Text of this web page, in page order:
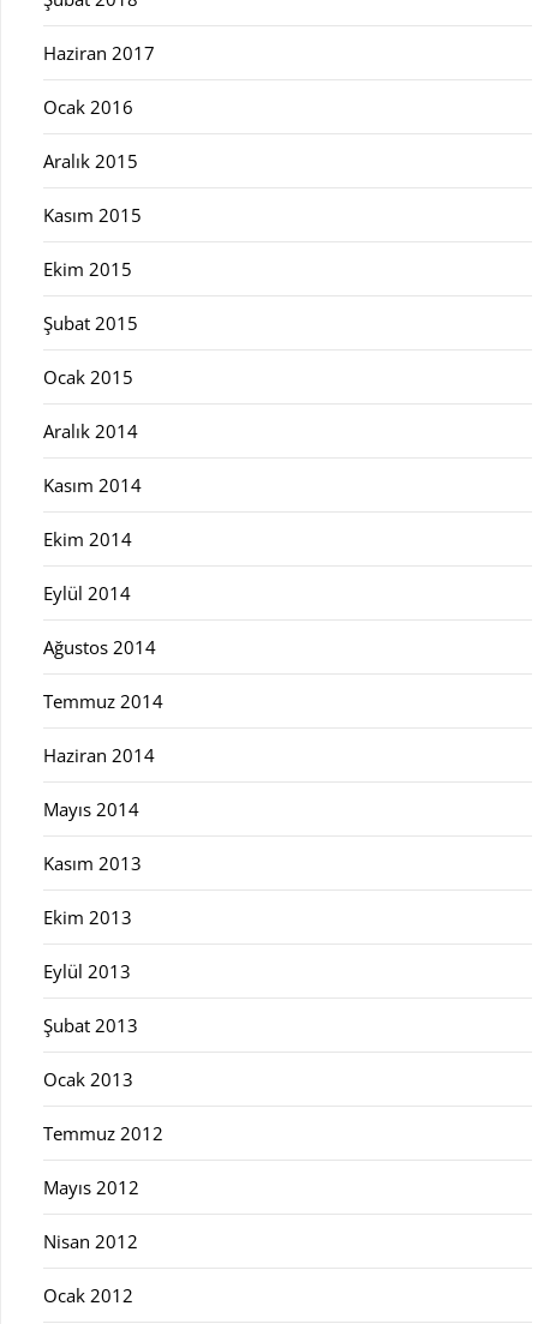
Haziran 2017
Ocak 2016
Aralık 2015
Kasım 2015
Ekim 2015
Şubat 2015
Ocak 2015
Aralık 2014
Kasım 2014
Ekim 2014
Eylül 2014
Ağustos 2014
Temmuz 2014
Haziran 2014
Mayıs 2014
Kasım 2013
Ekim 2013
Eylül 2013
Şubat 2013
Ocak 2013
Temmuz 2012
Mayıs 2012
Nisan 2012
Ocak 2012